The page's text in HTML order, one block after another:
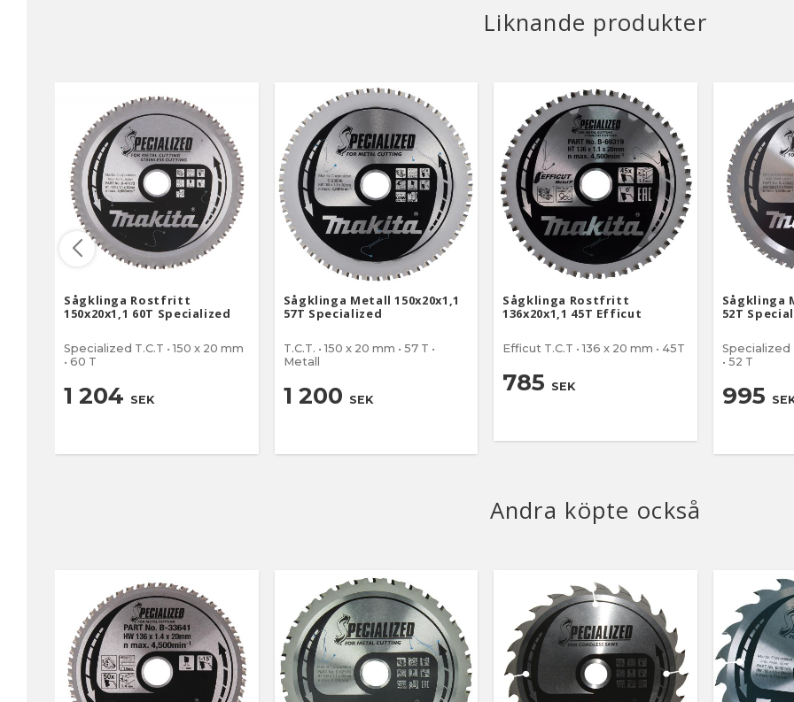
Liknande produkter
Sågklinga Rostfritt
150x20x1,1 60T Specialized
Specialized T.C.T • 150 x 20 mm
• 60 T
1 204 SEK
Sågklinga Metall 150x20x1,1
57T Specialized
T.C.T. • 150 x 20 mm • 57 T •
Metall
1 200 SEK
Sågklinga Rostfritt
136x20x1,1 45T Efficut
Efficut T.C.T • 136 x 20 mm • 45T
785 SEK
Sågklinga
52T
Specialized
• 52 T
995
Andra köpte också